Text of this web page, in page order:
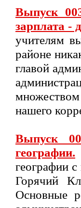
Выпуск
зарплата -
учителям
районе
главой
нашего
Выпуск
географии.
географии
Горячий
Основные